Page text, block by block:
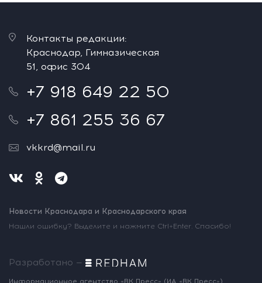
Контакты редакции:
Краснодар, Гимназическая
51, офис 304
+7 918 649 22 50
+7 861 255 36 67
vkkrd@mail.ru
Новости Краснодара и Краснодарского края
Нашли ошибку? Выделите и нажмите Ctrl+Enter. Спасибо!
Разработано —
Информационное агентство «ВК Пресс» (ИА «ВК Пресс»)